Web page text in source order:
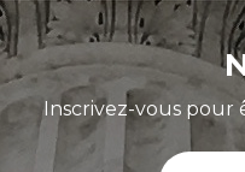
Inscrivez-vous pour